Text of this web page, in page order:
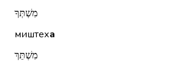
מִשְׁתְּךָ
миштеха
מִשְׁתֵּךְ